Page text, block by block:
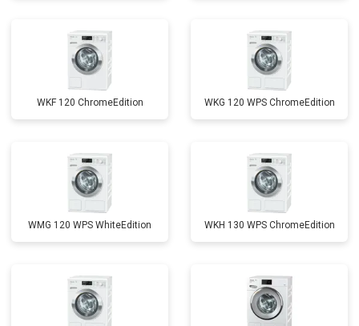
WKF 120 ChromeEdition WKG 120 WPS ChromeEdition
WMG 120 WPS WhiteEdition WKH 130 WPS ChromeEdition